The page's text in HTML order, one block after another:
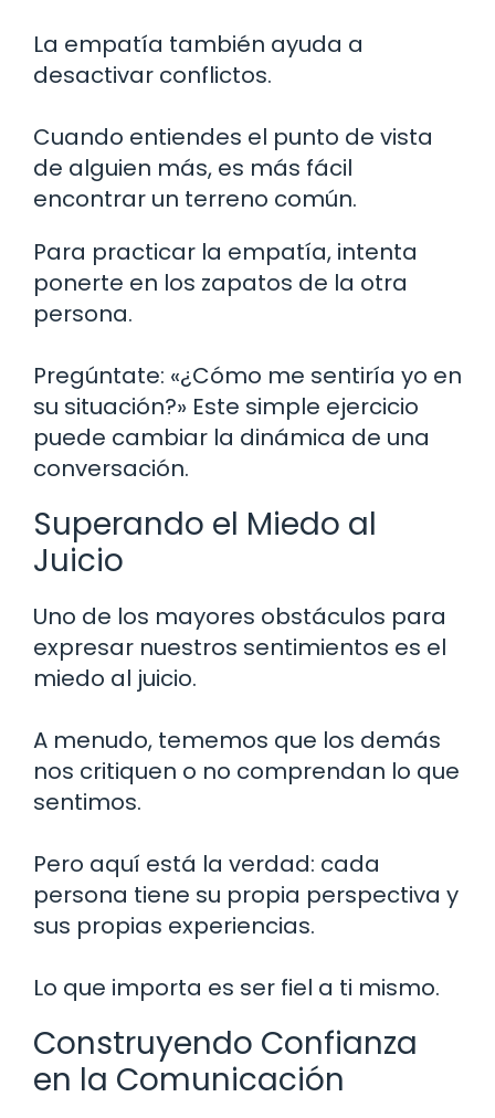
La empatía también ayuda a
desactivar conflictos.
Cuando entiendes el punto de vista
de alguien más, es más fácil
encontrar un terreno común.
Para practicar la empatía, intenta
ponerte en los zapatos de la otra
persona.
Pregúntate: «¿Cómo me sentiría yo en
su situación?» Este simple ejercicio
puede cambiar la dinámica de una
conversación.
Superando el Miedo al
Juicio
Uno de los mayores obstáculos para
expresar nuestros sentimientos es el
miedo al juicio.
A menudo, tememos que los demás
nos critiquen o no comprendan lo que
sentimos.
Pero aquí está la verdad: cada
persona tiene su propia perspectiva y
sus propias experiencias.
Lo que importa es ser fiel a ti mismo.
Construyendo Confianza
en la Comunicación